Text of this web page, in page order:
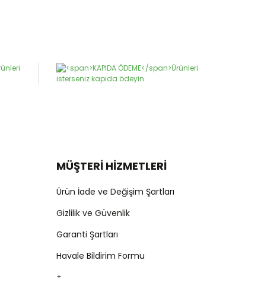
MÜŞTERİ HİZMETLERİ
Ürün İade ve Değişim Şartları
Gizlilik ve Güvenlik
Garanti Şartları
Havale Bildirim Formu
+